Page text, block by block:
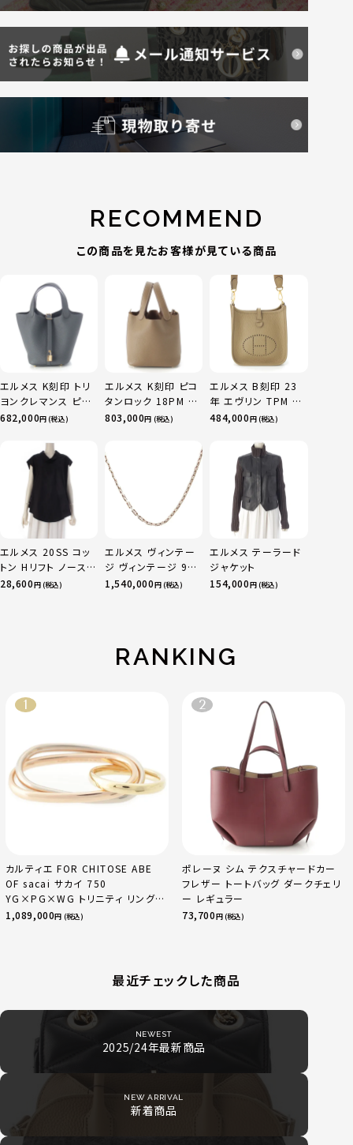
RECOMMEND
この商品を見たお客様が見ている商品
エルメス K刻印 トリ
ヨンクレマンス ピコ
タンロックPM ハンド
ゴールド金具
682,000円 (税込)
エルメス K刻印 ピコ
タンロック 18PM ト
リヨン ハンドバッグ
803,000円 (税込)
エルメス B刻印 23
年 エヴリン TPM 16
アマゾン トリヨンク
484,000円 (税込)
エルメス 20SS コッ
トン Hリフト ノースリ
ーブ ブラウス トップ
28,600円 (税込)
エルメス ヴィンテー
ジ ヴィンテージ 925
ヘラクレスPM Hモチ
1,540,000円 (税込)
エルメス テーラード
ジャケット
154,000円 (税込)
RANKING
カルティエ FOR CHITOSE ABE
OF sacai サカイ 750
YG×PG×WG トリニティ リング
指輪 マルチカラー 50 51 52
1,089,000円 (税込)
ポレーヌ シム テクスチャードカー
フレザー トートバッグ ダークチェリ
ー レギュラー
73,700円 (税込)
最近チェックした商品
NEWEST
2025/24年最新商品
NEW ARRIVAL
新着商品